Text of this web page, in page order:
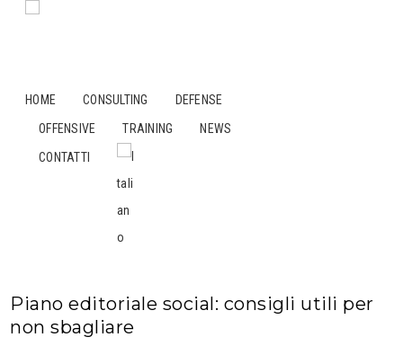
HOME CONSULTING
DEFENSE
OFFENSIVE
TRAINING
NEWS
CONTATTI
Piano editoriale social: consigli utili per
non sbagliare